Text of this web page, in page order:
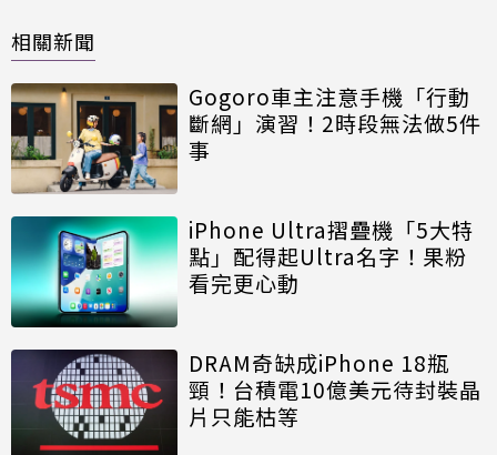
相關新聞
Gogoro車主注意手機「行動
斷網」演習！2時段無法做5件
事
iPhone Ultra摺疊機「5大特
點」配得起Ultra名字！果粉
看完更心動
DRAM奇缺成iPhone 18瓶
頸！台積電10億美元待封裝晶
片只能枯等